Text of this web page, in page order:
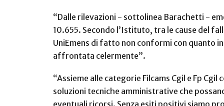
“Dalle rilevazioni - sottolinea Barachetti -
10.655. Secondo l’Istituto, tra le cause del
UniEmens di fatto non conformi con quanto
affrontata celermente”.
“Assieme alle categorie Filcams Cgil e Fp
soluzioni tecniche amministrative che